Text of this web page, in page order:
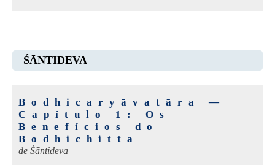
ŚĀNTIDEVA
Bodhicaryāvatāra —
Capítulo 1: Os
Benefícios do
Bodhichitta
de Śāntideva